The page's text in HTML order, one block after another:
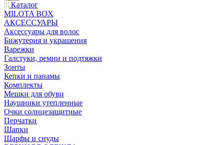
Каталог
MILOTA BOX
АКСЕССУАРЫ
Аксессуары для волос
Бижутерия и украшения
Варежки
Галстуки, ремни и подтяжки
Зонты
Кепки и панамы
Комплекты
Мешки для обуви
Наушники утепленные
Очки солнцезащитные
Перчатки
Шапки
Шарфы и снуды